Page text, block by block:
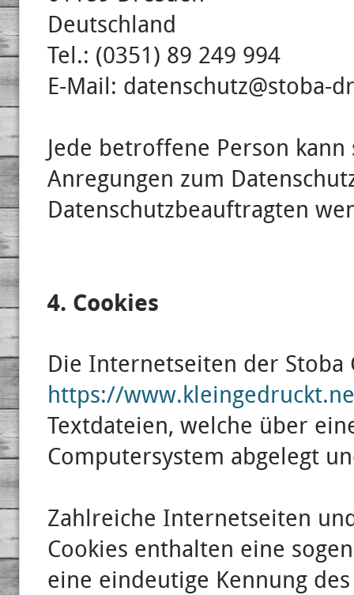
Deutschland
Tel.: (0351) 89 249 994
E-Mail: datenschutz@stoba-
Jede betroffene Person
Anregungen zum
Datenschutzbeauftragten
4. Cookies
Die Internetseiten der Stoba
https://
Textdateien, welche über
Computersystem abgelegt
Zahlreiche Internetseiten
Cookies enthalten eine
eine eindeutige Kennung